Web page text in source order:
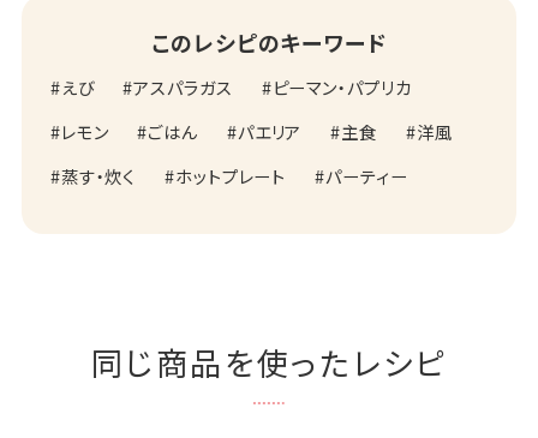
このレシピのキーワード
えび アスパラガス
ピーマン・パプリカ
レモン
ごはん パエリア 主食
洋風
蒸す・炊く
ホットプレート パーティー
同じ商品を使ったレシピ